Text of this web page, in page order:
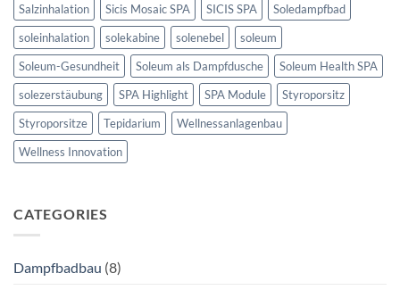
Salzinhalation
Sicis Mosaic SPA SICIS SPA
Soledampfbad
soleinhalation
solekabine solenebel
soleum
Soleum-Gesundheit
Soleum als Dampfdusche
Soleum Health SPA
solezerstäubung
SPA Highlight SPA Module
Styroporsitz
Styroporsitze
Tepidarium
Wellnessanlagenbau
Wellness Innovation
CATEGORIES
Dampfbadbau (8)